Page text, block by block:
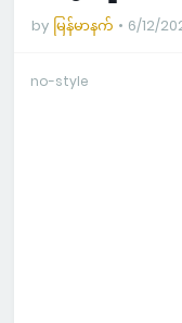
by မြန်မာနက် 6/12/
no-style